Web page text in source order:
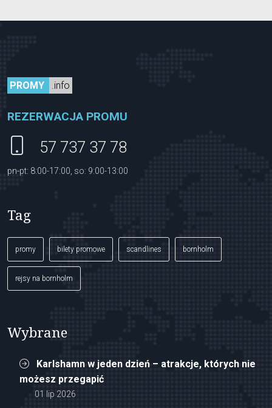
PROMY .info
REZERWACJA PROMU
57 737 37 78
pn-pt: 8:00-17:00, so: 9:00-13:00
Tag
promy bilety promowe scandlines bornholm
rejsy na bornholm
Wybrane
Karlshamn w jeden dzień – atrakcje, których nie
możesz przegapić
01 lip 2026